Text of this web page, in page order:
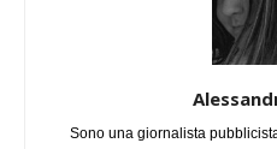
Sono una giornalista